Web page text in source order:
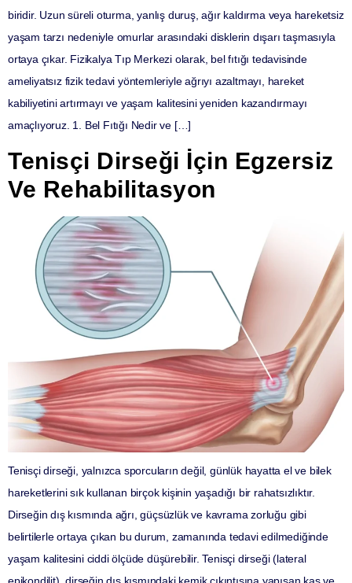
biridir. Uzun süreli oturma, yanlış duruş, ağır kaldırma veya hareketsiz
yaşam tarzı nedeniyle omurlar arasındaki disklerin dışarı taşmasıyla
ortaya çıkar. Fizikalya Tıp Merkezi olarak, bel fıtığı tedavisinde
ameliyatsız fizik tedavi yöntemleriyle ağrıyı azaltmayı, hareket
kabiliyetini artırmayı ve yaşam kalitesini yeniden kazandırmayı
amaçlıyoruz. 1. Bel Fıtığı Nedir ve […]
Tenisçi Dirseği İçin Egzersiz
Ve Rehabilitasyon
Tenisçi dirseği, yalnızca sporcuların değil, günlük hayatta el ve bilek
hareketlerini sık kullanan birçok kişinin yaşadığı bir rahatsızlıktır.
Dirseğin dış kısmında ağrı, güçsüzlük ve kavrama zorluğu gibi
belirtilerle ortaya çıkan bu durum, zamanında tedavi edilmediğinde
yaşam kalitesini ciddi ölçüde düşürebilir. Tenisçi dirseği (lateral